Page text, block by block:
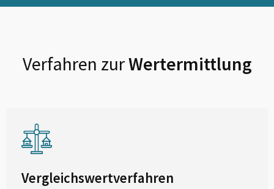
Verfahren zurWertermittlung
Vergleichswertverfahren